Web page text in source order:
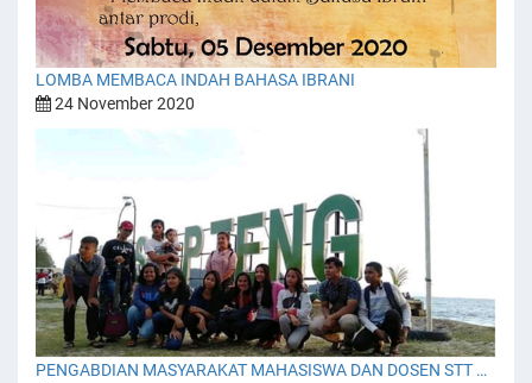
LOMBA MEMBACA INDAH BAHASA IBRANI
24 November 2020
PENGABDIAN MASYARAKAT MAHASISWA DAN DOSEN STT MISI WILLIAM CAREY DI SIBOLGA